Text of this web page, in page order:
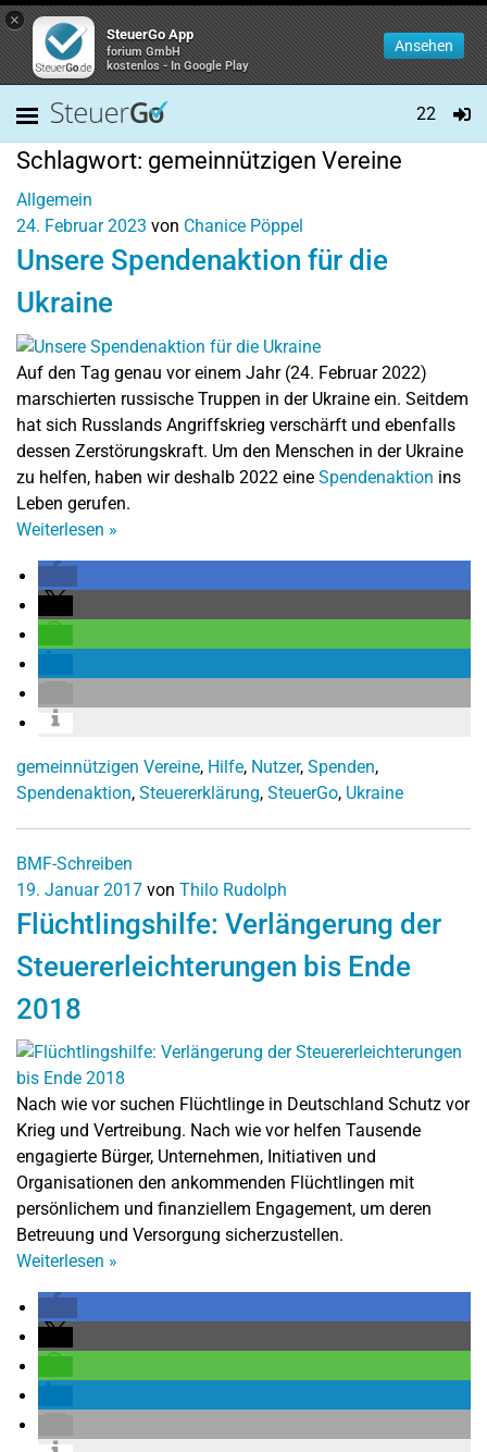
×
SteuerGo App
forium GmbH
kostenlos - In Google Play
Ansehen
22
Schlagwort: gemeinnützigen Vereine
Allgemein
24. Februar 2023 von Chanice Pöppel
Unsere Spendenaktion für die
Ukraine
Auf den Tag genau vor einem Jahr (24. Februar 2022)
marschierten russische Truppen in der Ukraine ein. Seitdem
hat sich Russlands Angriffskrieg verschärft und ebenfalls
dessen Zerstörungskraft. Um den Menschen in der Ukraine
zu helfen, haben wir deshalb 2022 eine Spendenaktion ins
Leben gerufen.
Weiterlesen »
gemeinnützigen Vereine, Hilfe, Nutzer, Spenden,
Spendenaktion, Steuererklärung, SteuerGo, Ukraine
BMF-Schreiben
19. Januar 2017 von Thilo Rudolph
Flüchtlingshilfe: Verlängerung der
Steuererleichterungen bis Ende
2018
Nach wie vor suchen Flüchtlinge in Deutschland Schutz vor
Krieg und Vertreibung. Nach wie vor helfen Tausende
engagierte Bürger, Unternehmen, Initiativen und
Organisationen den ankommenden Flüchtlingen mit
persönlichem und finanziellem Engagement, um deren
Betreuung und Versorgung sicherzustellen.
Weiterlesen »